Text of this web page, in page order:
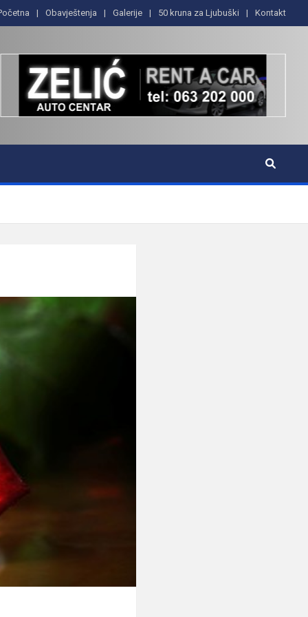
Obavještenja Galerije 50 kruna za Ljubuški Kontakt